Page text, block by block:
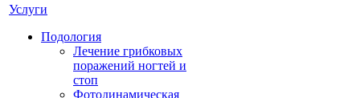
Услуги
Подология
Лечение грибковых
поражений ногтей и
стоп
Фотодинамическая